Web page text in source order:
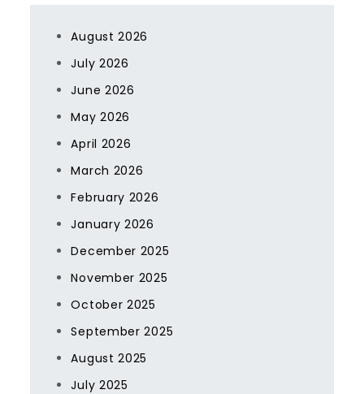
August 2026
July 2026
June 2026
May 2026
April 2026
March 2026
February 2026
January 2026
December 2025
November 2025
October 2025
September 2025
August 2025
July 2025